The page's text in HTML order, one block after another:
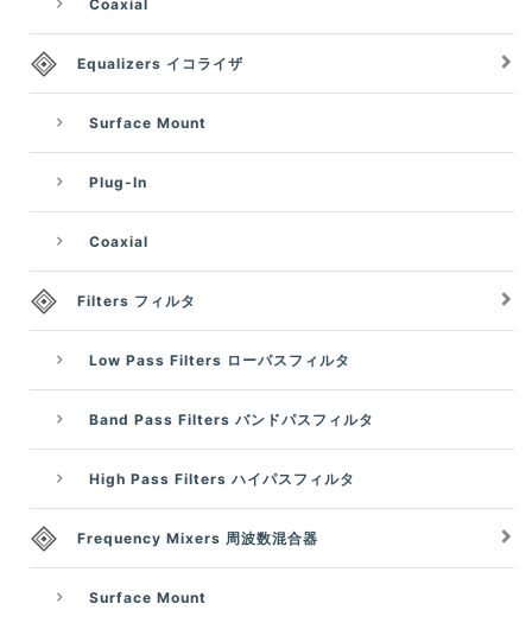
Coaxial
Equalizers イコライザ
Surface Mount
Plug-In
Coaxial
Filters フィルタ
Low Pass Filters ローパスフィルタ
Band Pass Filters バンドパスフィルタ
High Pass Filters ハイパスフィルタ
Frequency Mixers 周波数混合器
Surface Mount